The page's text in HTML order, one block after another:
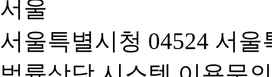
서울특별시청 04524 서